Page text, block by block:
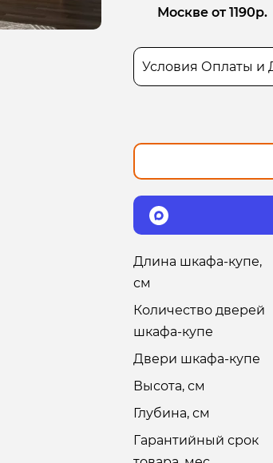
Москве от 1190р.
Условия Оплаты и
Длина шкафа-купе,
см
Количество дверей
шкафа-купе
Двери шкафа-купе
Высота, см
Глубина, см
Гарантийный срок